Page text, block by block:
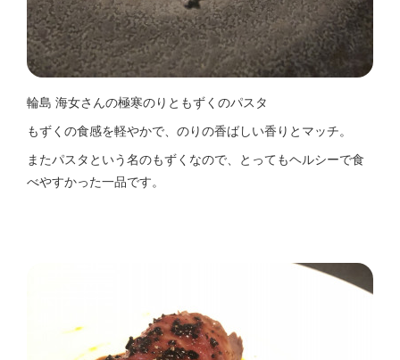
輪島 海女さんの極寒のりともずくのパスタ
もずくの食感を軽やかで、のりの香ばしい香りとマッチ。
またパスタという名のもずくなので、とってもヘルシーで食
べやすかった一品です。